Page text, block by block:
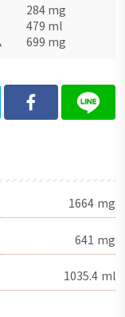
284 mg
479 ml
699 mg
1664 mg
641 mg
1035.4 ml